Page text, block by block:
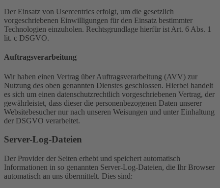
Der Einsatz von Usercentrics erfolgt, um die gesetzlich
vorgeschriebenen Einwilligungen für den Einsatz bestimmter
Technologien einzuholen. Rechtsgrundlage hierfür ist Art. 6 Abs. 1
lit. c DSGVO.
Auftragsverarbeitung
Wir haben einen Vertrag über Auftragsverarbeitung (AVV) zur
Nutzung des oben genannten Dienstes geschlossen. Hierbei handelt
es sich um einen datenschutzrechtlich vorgeschriebenen Vertrag, der
gewährleistet, dass dieser die personenbezogenen Daten unserer
Websitebesucher nur nach unseren Weisungen und unter Einhaltung
der DSGVO verarbeitet.
Server-Log-Dateien
Der Provider der Seiten erhebt und speichert automatisch
Informationen in so genannten Server-Log-Dateien, die Ihr Browser
automatisch an uns übermittelt. Dies sind: